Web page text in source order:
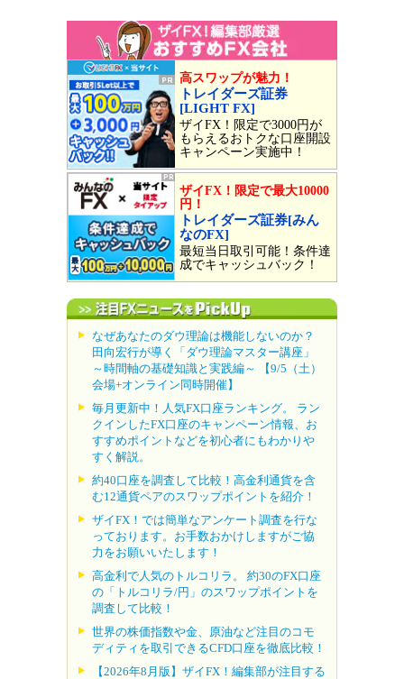
高スワップが魅力！
トレイダーズ証券
[LIGHT FX]
ザイFX！限定で3000円が
もらえるおトクな口座開設
キャンペーン実施中！
ザイFX！限定で最大10000
円！
トレイダーズ証券[みん
なのFX]
最短当日取引可能！条件達
成でキャッシュバック！
なぜあなたのダウ理論は機能しないのか？
田向宏行が導く「ダウ理論マスター講座」
～時間軸の基礎知識と実践編～ 【9/5（土）
会場+オンライン同時開催】
毎月更新中！人気FX口座ランキング。 ラン
クインしたFX口座のキャンペーン情報、お
すすめポイントなどを初心者にもわかりや
すく解説。
約40口座を調査して比較！高金利通貨を含
む12通貨ペアのスワップポイントを紹介！
ザイFX！では簡単なアンケート調査を行な
っております。お手数おかけしますがご協
力をお願いいたします！
高金利で人気のトルコリラ。 約30のFX口座
の「トルコリラ/円」のスワップポイントを
調査して比較！
世界の株価指数や金、原油など注目のコモ
ディティを取引できるCFD口座を徹底比較！
【2026年8月版】ザイFX！編集部が注目する